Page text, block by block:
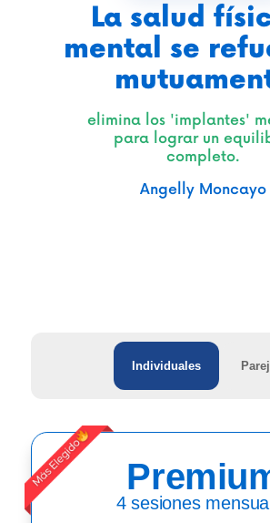
La salud
mental se
elimina los 'implantes'
para lograr un
completo.
Angelly Moncayo
Individuales
4 sesiones